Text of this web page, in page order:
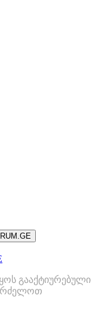
გააქტიურებული